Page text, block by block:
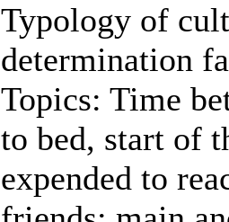
Typology of
determination
Topics: Time
to bed, start of
expended to